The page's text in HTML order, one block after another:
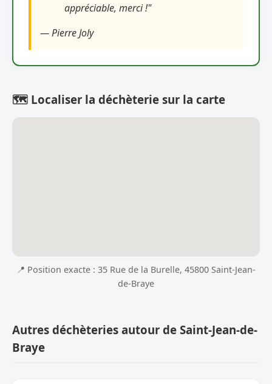
appréciable, merci !"
— Pierre Joly
🗺️ Localiser la déchèterie sur la carte
📍 Position exacte : 35 Rue de la Burelle, 45800 Saint-Jean-
de-Braye
Autres déchèteries autour de Saint-Jean-de-
Braye